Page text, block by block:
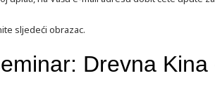
sljedeći obrazac.